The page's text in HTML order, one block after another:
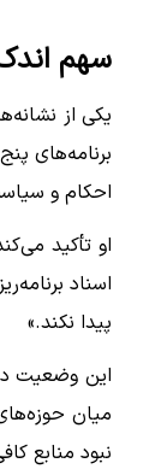
سهم
یکی از
برنامه‌های
احکام و
او تأکید
اسناد
پیدا نکند.»
این وضعیت
میان
نبود منابع